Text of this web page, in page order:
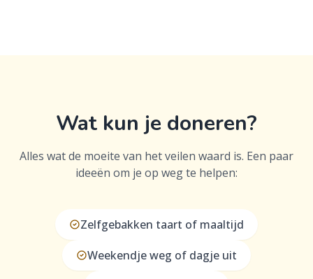
Wat kun je doneren?
Alles wat de moeite van het veilen waard is. Een paar
ideeën om je op weg te helpen:
Zelfgebakken taart of maaltijd
Weekendje weg of dagje uit